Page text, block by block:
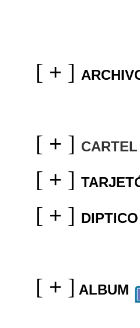
[ + ]
[ + ] CARTEL
[ + ]
[ + ] DIPTICO
[ + ] ALBUM